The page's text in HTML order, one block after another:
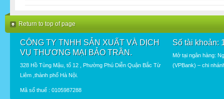
Return to top of page
CÔNG TY TNHH SẢN XUẤT VÀ DỊCH
VỤ THƯƠNG MẠI BẢO TRẦN.
328 Hồ Tùng Mậu, tổ 12 , Phường Phú Diễn Quận Bắc Từ
Liêm ,thành phố Hà Nội.
Mã số thuế : 0105987288
Số tài khoản:
Mở tại ngân hàng:
(VPBank) – chi